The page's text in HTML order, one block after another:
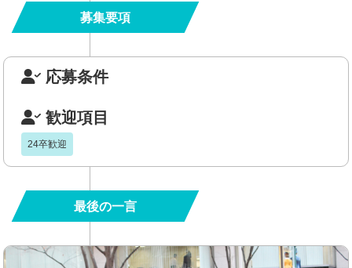
募集要項
応募条件
歓迎項目
24卒歓迎
最後の一言